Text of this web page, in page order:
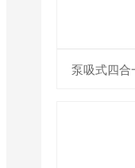
泵吸式四合